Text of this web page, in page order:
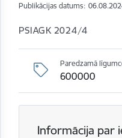
Publikācijas datums:
PSIAGK 2024/4
Paredzamā
600000
Informācija par